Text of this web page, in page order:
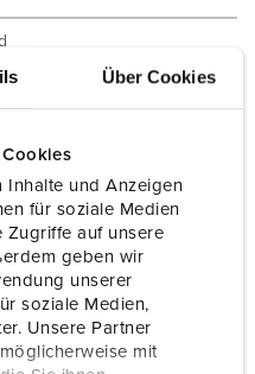
Über Cookies
Inhalte und Anzeigen
für soziale Medien
Zugriffe auf unsere
geben wir
unserer
soziale Medien,
Unsere Partner
mit